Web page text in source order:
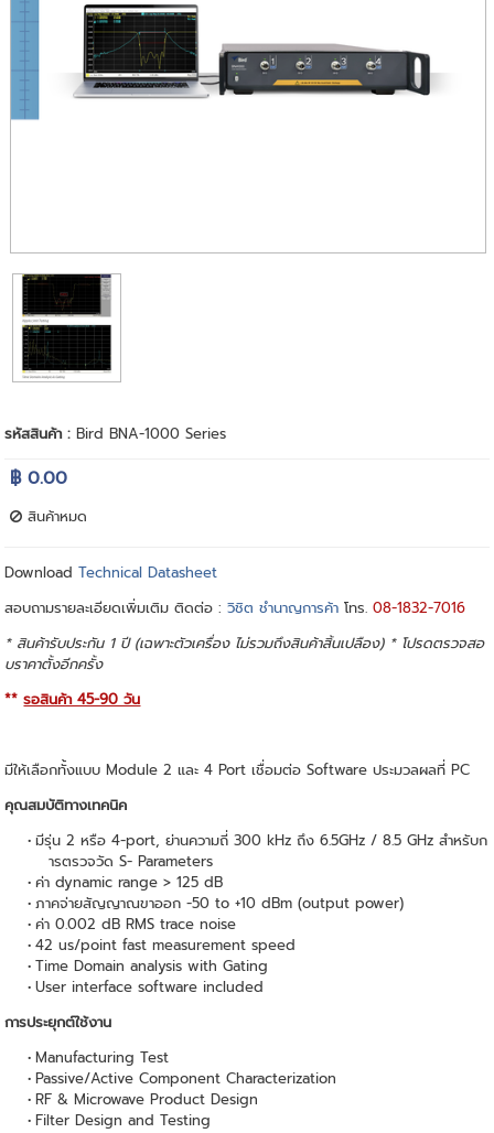
รหัสสินค้า :Bird BNA-1000 Series
฿ 0.00
สินค้าหมด
DownloadTechnical Datasheet
สอบถามรายละเอียดเพิ่มเติม ติดต่อ :วิชิต ชำนาญการค้า โทร.08-1832-7016
* สินค้ารับประกัน 1 ปี (เฉพาะตัวเครื่อง ไม่รวมถึงสินค้าสิ้นเปลือง) * โปรดตรวจสอ
บราคาตั้งอีกครั้ง
**รอสินค้า 45-90 วัน
มีให้เลือกทั้งแบบ Module 2 และ 4 Port เชื่อมต่อ Software ประมวลผลที่ PC
คุณสมบัติทางเทคนิค
มีรุ่น 2 หรือ 4-port, ย่านความถี่ 300 kHz ถึง 6.5GHz / 8.5 GHz สำหรับก
ารตรวจวัด S- Parameters
ค่า dynamic range > 125 dB
ภาคจ่ายสัญญาณขาออก -50 to +10 dBm (output power)
ค่า 0.002 dB RMS trace noise
42 us/point fast measurement speed
Time Domain analysis with Gating
User interface software included
การประยุกต์ใช้งาน
Manufacturing Test
Passive/Active Component Characterization
RF & Microwave Product Design
Filter Design and Testing